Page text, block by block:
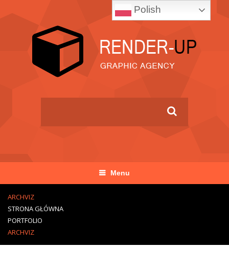
Menu
ARCHVIZ
STRONA GŁÓWNA
PORTFOLIO
ARCHVIZ
Polish